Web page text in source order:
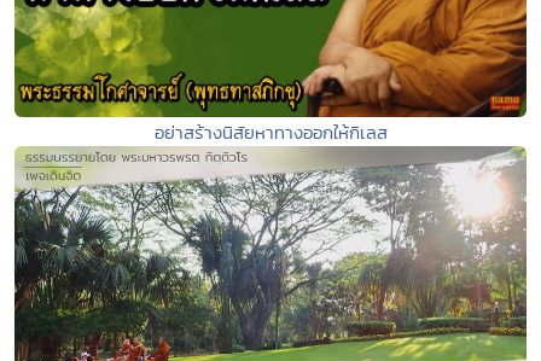
อย่าสร้างนิสัยหาทางออกให้กิเลส